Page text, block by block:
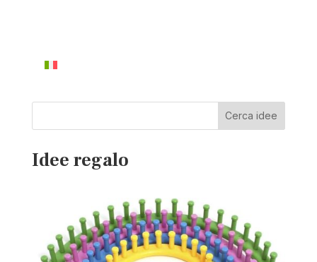
Cerca idee
Idee regalo